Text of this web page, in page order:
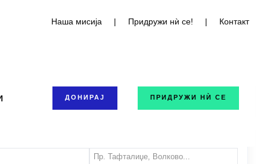
Наша мисија | Придружи нѝ се! | Контакт
ДОНИРАЈ ПРИДРУЖИ НЍ СЕ